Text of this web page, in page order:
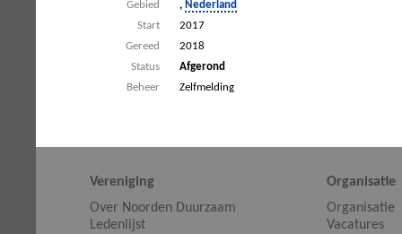
Gebied
, Nederland
Start
2017
Gereed
2018
Status
Afgerond
Beheer
Zelfmelding
Vereniging
Over Noorden Duurzaam
Ledenlijst
Organisatie
Organisatie
Vacatures